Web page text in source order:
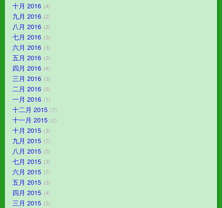
十月 2016 4
九月 2016 2
八月 2016 3
七月 2016 3
六月 2016 3
五月 2016 3
四月 2016 4
三月 2016 3
二月 2016 5
一月 2016 1
十二月 2015 7
十一月 2015 2
十月 2015 3
九月 2015 7
八月 2015 5
七月 2015 3
六月 2015 7
五月 2015 3
四月 2015 4
三月 2015 3